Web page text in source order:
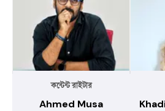
কন্টেন্ট রাইটার
Ahmed Musa